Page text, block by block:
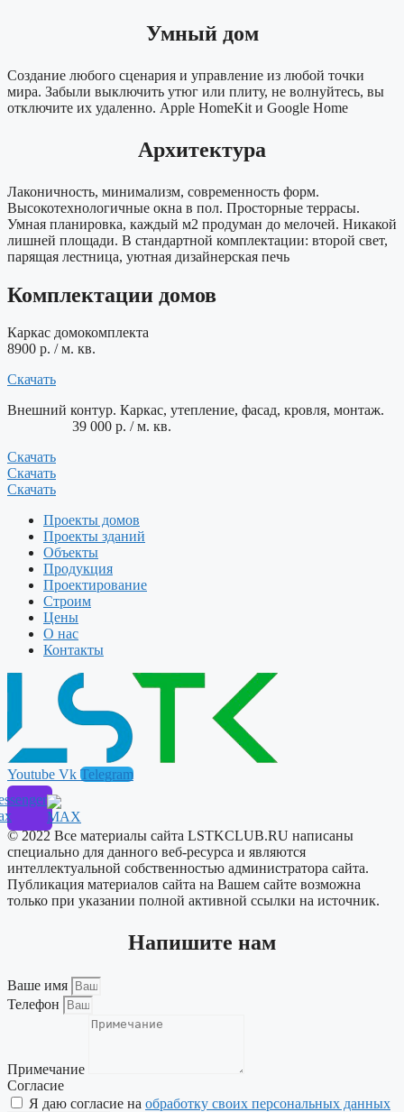
Умный дом
Создание любого сценария и управление из любой точки
мира. Забыли выключить утюг или плиту, не волнуйтесь, вы
отключите их удаленно. Apple HomeKit и Google Home
Архитектура
Лаконичность, минимализм, современность форм.
Высокотехнологичные окна в пол. Просторные террасы.
Умная планировка, каждый м2 продуман до мелочей. Никакой
лишней площади. В стандартной комплектации: второй свет,
парящая лестница, уютная дизайнерская печь
Комплектации домов
Каркас домокомплекта
8900 р. / м. кв.
Скачать
Внешний контур. Каркас, утепление, фасад, кровля, монтаж.
39 000 р. / м. кв.
Скачать
Скачать
Скачать
Проекты домов
Проекты зданий
Объекты
Продукция
Проектирование
Строим
Цены
О нас
Контакты
Youtube Vk Telegram
© 2022 Все материалы сайта LSTKCLUB.RU написаны
специально для данного веб-ресурса и являются
интеллектуальной собственностью администратора сайта.
Публикация материалов сайта на Вашем сайте возможна
только при указании полной активной ссылки на источник.
Напишите нам
Ваше имя
Телефон
Примечание
Согласие
Я даю согласие на обработку своих персональных данных